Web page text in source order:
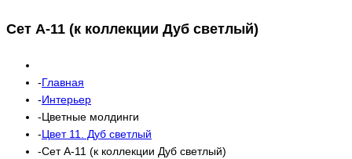
Сет A-11 (к коллекции Дуб светлый)
Главная
Интерьер
Цветные молдинги
Цвет 11. Дуб светлый
Сет A-11 (к коллекции Дуб светлый)